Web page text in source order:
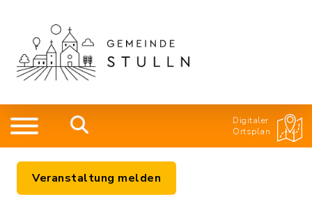
Digitaler
Ortsplan
Veranstaltung melden